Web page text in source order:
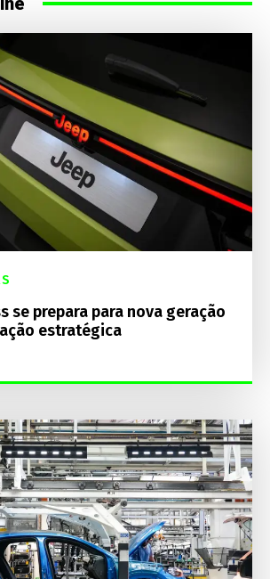
se prepara para nova geração
estratégica